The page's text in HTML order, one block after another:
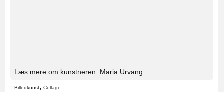
Læs mere om kunstneren: Maria Urvang
Billedkunst, Collage